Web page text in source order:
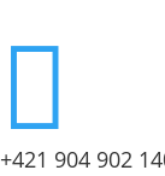

+421 904 902